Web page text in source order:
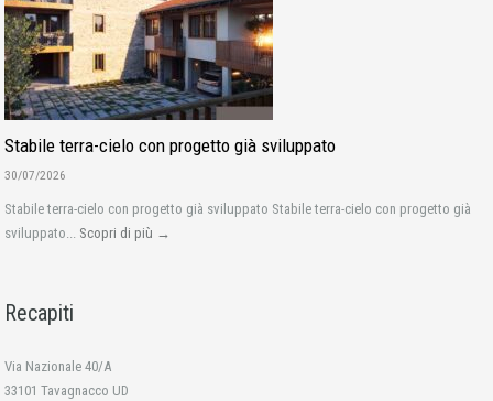
Stabile terra-cielo con progetto già sviluppato
30/07/2026
Stabile terra-cielo con progetto già sviluppato Stabile terra-cielo con progetto già
sviluppato... Scopri di più →
Recapiti
Via Nazionale 40/A
33101 Tavagnacco UD